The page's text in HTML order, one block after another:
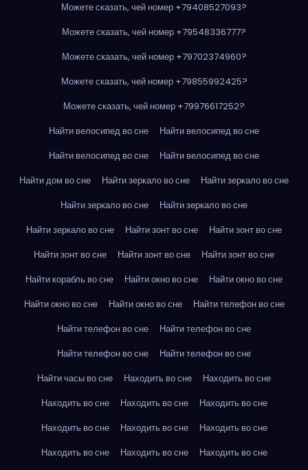
Можете сказать, чей номер +79408527093?
Можете сказать, чей номер +79548336777?
Можете сказать, чей номер +79702374960?
Можете сказать, чей номер +79855992425?
Можете сказать, чей номер +79976617252?
Найти велосипед во сне
Найти велосипед во сне
Найти велосипед во сне
Найти велосипед во сне
Найти дом во сне
Найти зеркало во сне
Найти зеркало во сне
Найти зеркало во сне
Найти зеркало во сне
Найти зеркало во сне
Найти зонт во сне
Найти зонт во сне
Найти зонт во сне
Найти зонт во сне
Найти зонт во сне
Найти корабль во сне
Найти окно во сне
Найти окно во сне
Найти окно во сне
Найти окно во сне
Найти телефон во сне
Найти телефон во сне
Найти телефон во сне
Найти телефон во сне
Найти телефон во сне
Найти часы во сне
Находить во сне
Находить во сне
Находить во сне
Находить во сне
Находить во сне
Находить во сне
Находить во сне
Находить во сне
Находить во сне
Находить во сне
Находить во сне